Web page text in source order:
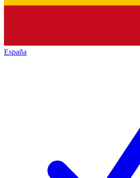
España